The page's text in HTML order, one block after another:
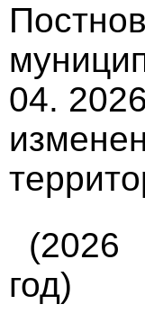
04.
(2026
год)